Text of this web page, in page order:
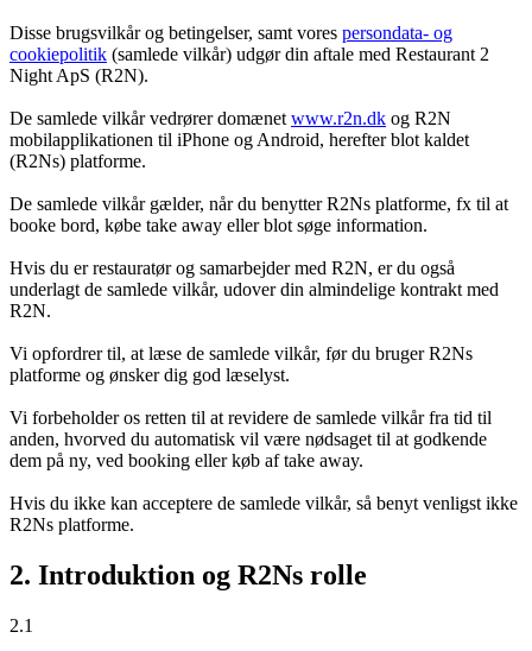
Disse brugsvilkår og betingelser, samt vores persondata- og
cookiepolitik (samlede vilkår) udgør din aftale med Restaurant 2
Night ApS (R2N).
De samlede vilkår vedrører domænet www.r2n.dk og R2N
mobilapplikationen til iPhone og Android, herefter blot kaldet
(R2Ns) platforme.
De samlede vilkår gælder, når du benytter R2Ns platforme, fx til at
booke bord, købe take away eller blot søge information.
Hvis du er restauratør og samarbejder med R2N, er du også
underlagt de samlede vilkår, udover din almindelige kontrakt med
R2N.
Vi opfordrer til, at læse de samlede vilkår, før du bruger R2Ns
platforme og ønsker dig god læselyst.
Vi forbeholder os retten til at revidere de samlede vilkår fra tid til
anden, hvorved du automatisk vil være nødsaget til at godkende
dem på ny, ved booking eller køb af take away.
Hvis du ikke kan acceptere de samlede vilkår, så benyt venligst ikke
R2Ns platforme.
2. Introduktion og R2Ns rolle
2.1